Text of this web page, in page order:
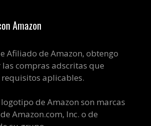
Amazon
Afiliado de Amazon, obtengo
compras adscritas que
aplicables.
de Amazon son marcas
Amazon.com, Inc. o de